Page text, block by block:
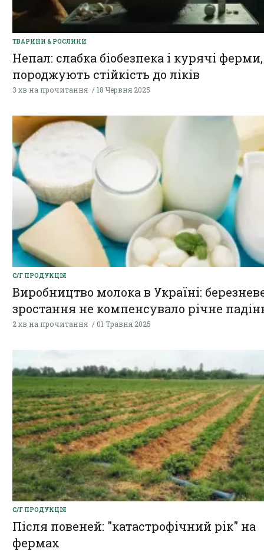
ТВАРИНИ & РОСЛИНИ
Непал: слабка біобезпека і курячі
породжують стійкість до ліків
3 хв на прочитання 18 Червня 2025
С/Г ПРОДУКЦІЯ
Виробництво молока в Україні:
зростання не компенсувало річне
2 хв на прочитання 01 Травня 2025
С/Г ПРОДУКЦІЯ
Після повеней: "катастрофічний рік" на
фермах